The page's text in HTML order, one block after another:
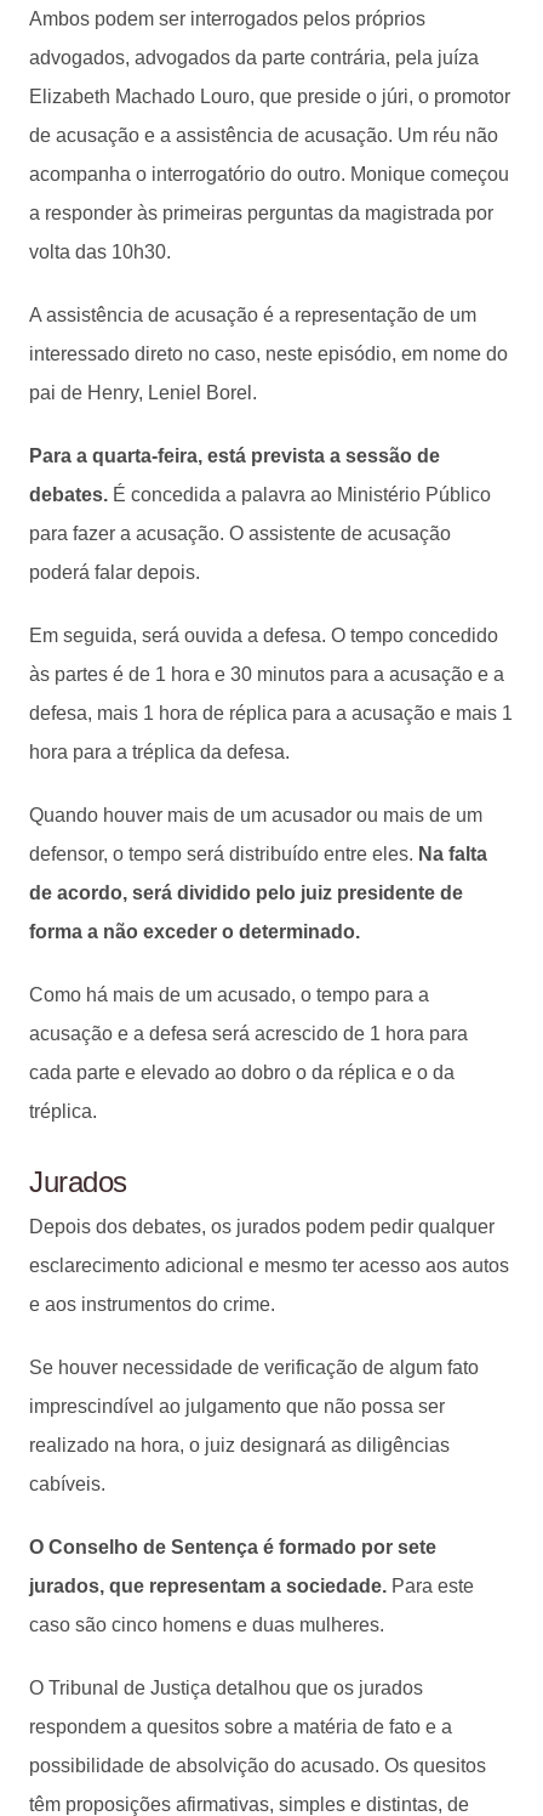
Ambos podem ser interrogados pelos próprios
advogados, advogados da parte contrária, pela juíza
Elizabeth Machado Louro, que preside o júri, o promotor
de acusação e a assistência de acusação. Um réu não
acompanha o interrogatório do outro. Monique começou
a responder às primeiras perguntas da magistrada por
volta das 10h30.
A assistência de acusação é a representação de um
interessado direto no caso, neste episódio, em nome do
pai de Henry, Leniel Borel.
Para a quarta-feira, está prevista a sessão de
debates. É concedida a palavra ao Ministério Público
para fazer a acusação. O assistente de acusação
poderá falar depois.
Em seguida, será ouvida a defesa. O tempo concedido
às partes é de 1 hora e 30 minutos para a acusação e a
defesa, mais 1 hora de réplica para a acusação e mais 1
hora para a tréplica da defesa.
Quando houver mais de um acusador ou mais de um
defensor, o tempo será distribuído entre eles. Na falta
de acordo, será dividido pelo juiz presidente de
forma a não exceder o determinado.
Como há mais de um acusado, o tempo para a
acusação e a defesa será acrescido de 1 hora para
cada parte e elevado ao dobro o da réplica e o da
tréplica.
Jurados
Depois dos debates, os jurados podem pedir qualquer
esclarecimento adicional e mesmo ter acesso aos autos
e aos instrumentos do crime.
Se houver necessidade de verificação de algum fato
imprescindível ao julgamento que não possa ser
realizado na hora, o juiz designará as diligências
cabíveis.
O Conselho de Sentença é formado por sete
jurados, que representam a sociedade. Para este
caso são cinco homens e duas mulheres.
O Tribunal de Justiça detalhou que os jurados
respondem a quesitos sobre a matéria de fato e a
possibilidade de absolvição do acusado. Os quesitos
têm proposições afirmativas, simples e distintas, de